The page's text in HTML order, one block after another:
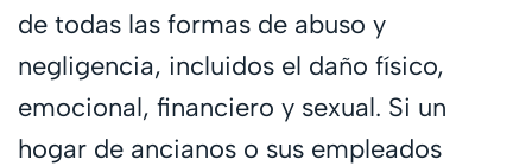
de todas las formas de abuso y
negligencia, incluidos el daño físico,
emocional, financiero y sexual. Si un
hogar de ancianos o sus empleados